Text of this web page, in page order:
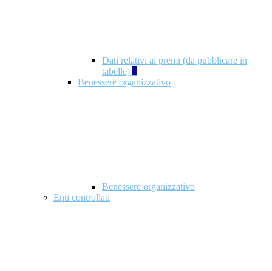
Dati relativi ai premi (da pubblicare in
tabelle) 5
Benessere organizzativo
Benessere organizzativo
Enti controllati